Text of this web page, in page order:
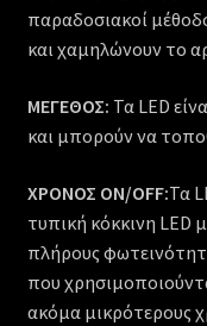
παραδοσιακοί
και χαμηλώνουν το
ΜΕΓΕΘΟΣ: Τα LED
και μπορούν να
ΧΡΟΝΟΣ ON/OFF:Τα
τυπική κόκκινη LED
πλήρους
που
ακόμα μικρότερους